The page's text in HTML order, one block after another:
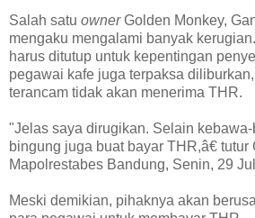
Salah satu ownerGolden Monkey,
mengaku mengalami banyak
harus ditutup untuk kepentingan
pegawai kafe juga terpaksa
terancam tidak akan menerima THR.
"Jelas saya dirugikan. Selain
bingung juga buat bayar THR,â€ tutur
Mapolrestabes Bandung, Senin, 29
Meski demikian, pihaknya akan